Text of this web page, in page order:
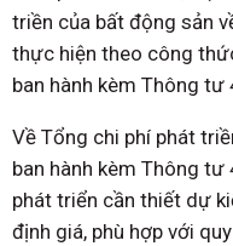
triền của bất động sản
thực hiện theo công
ban hành kèm Thông tư
Về Tổng chi phí phát
ban hành kèm Thông
phát triển cần thiết dự
định giá, phù hợp với